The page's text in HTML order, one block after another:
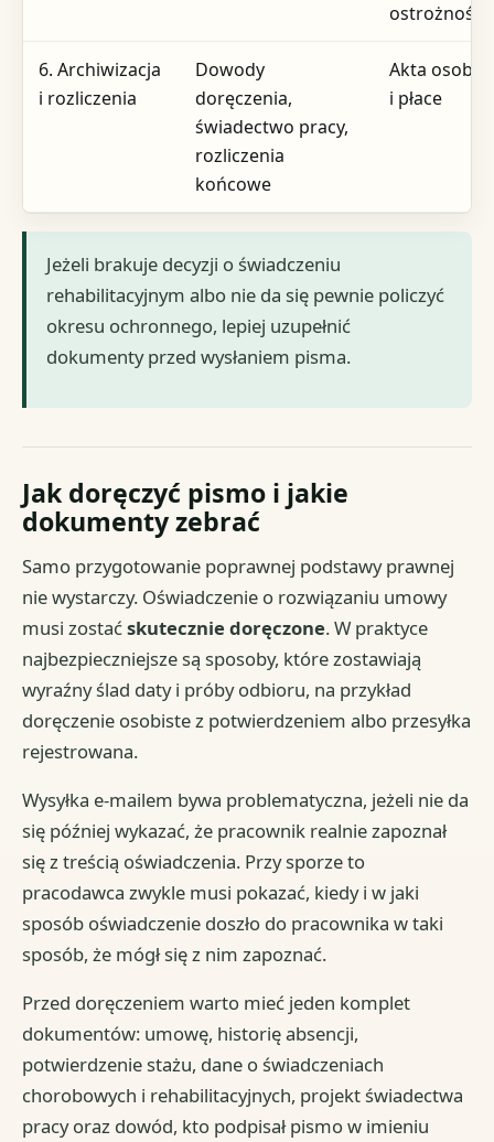
6. Archiwizacja
i rozliczenia
Dowody
doręczenia,
świadectwo pracy,
rozliczenia
końcowe
Akta
i płace
Jeżeli brakuje decyzji o świadczeniu
rehabilitacyjnym albo nie da się pewnie policzyć
okresu ochronnego, lepiej uzupełnić
dokumenty przed wysłaniem pisma.
Jak doręczyć pismo i jakie
dokumenty zebrać
Samo przygotowanie poprawnej podstawy prawnej
nie wystarczy. Oświadczenie o rozwiązaniu umowy
musi zostaćskutecznie doręczone. W praktyce
najbezpieczniejsze są sposoby, które zostawiają
wyraźny ślad daty i próby odbioru, na przykład
doręczenie osobiste z potwierdzeniem albo przesyłka
rejestrowana.
Wysyłka e-mailem bywa problematyczna, jeżeli nie da
się później wykazać, że pracownik realnie zapoznał
się z treścią oświadczenia. Przy sporze to
pracodawca zwykle musi pokazać, kiedy i w jaki
sposób oświadczenie doszło do pracownika w taki
sposób, że mógł się z nim zapoznać.
Przed doręczeniem warto mieć jeden komplet
dokumentów: umowę, historię absencji,
potwierdzenie stażu, dane o świadczeniach
chorobowych i rehabilitacyjnych, projekt świadectwa
pracy oraz dowód, kto podpisał pismo w imieniu